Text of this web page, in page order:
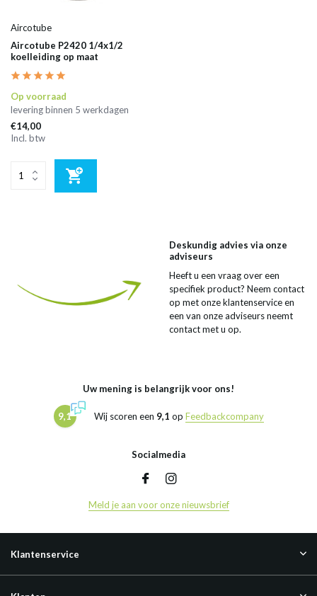
Aircotube
Aircotube P2420 1/4x1/2
koelleiding op maat
Op voorraad
levering binnen 5 werkdagen
€14,00
Incl. btw
Deskundig advies via onze
adviseurs
Heeft u een vraag over een
specifiek product? Neem contact
op met onze klantenservice en
een van onze adviseurs neemt
contact met u op.
Uw mening is belangrijk voor ons!
9,1 Wij scoren een 9,1 op Feedbackcompany
Socialmedia
Meld je aan voor onze nieuwsbrief
Klantenservice